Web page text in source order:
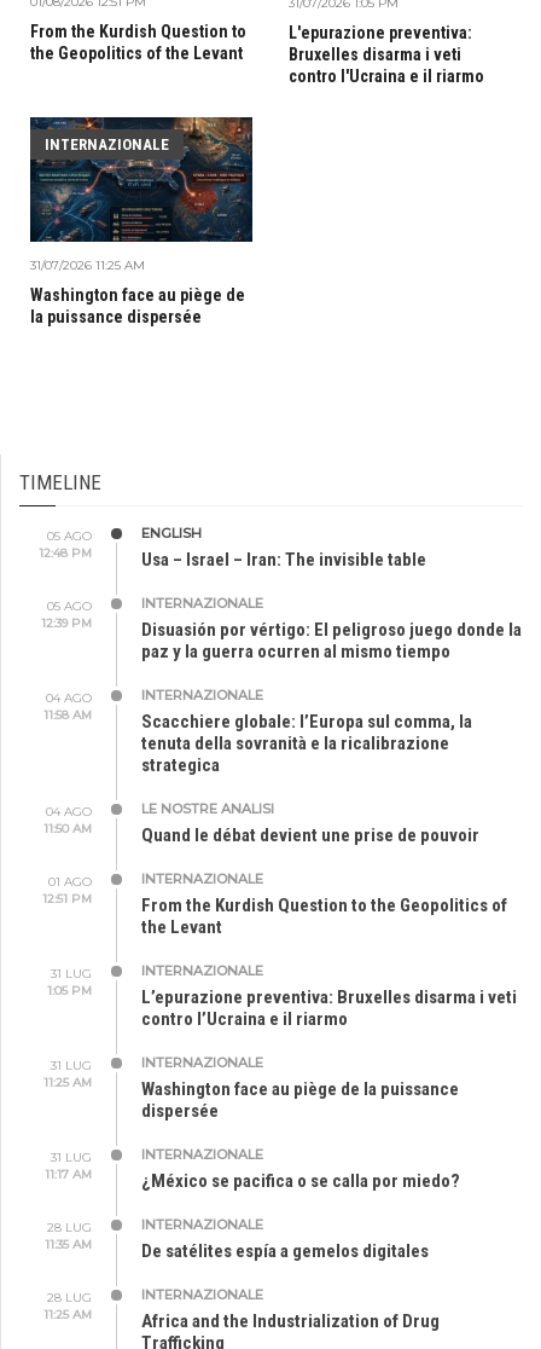
From the Kurdish Question to
the Geopolitics of the Levant
L'epurazione preventiva:
Bruxelles disarma i veti
contro l'Ucraina e il riarmo
INTERNAZIONALE
31/07/2026 11:25 AM
Washington face au piège de
la puissance dispersée
TIMELINE
05 AGO
12:48 PM
ENGLISH
Usa – Israel – Iran: The invisible table
05 AGO
12:39 PM
INTERNAZIONALE
Disuasión por vértigo: El peligroso juego donde la
paz y la guerra ocurren al mismo tiempo
04 AGO
11:58 AM
INTERNAZIONALE
Scacchiere globale: l’Europa sul comma, la
tenuta della sovranità e la ricalibrazione
strategica
04 AGO
11:50 AM
LE NOSTRE ANALISI
Quand le débat devient une prise de pouvoir
01 AGO
12:51 PM
INTERNAZIONALE
From the Kurdish Question to the Geopolitics of
the Levant
31 LUG
1:05 PM
INTERNAZIONALE
L’epurazione preventiva: Bruxelles disarma i veti
contro l’Ucraina e il riarmo
31 LUG
11:25 AM
INTERNAZIONALE
Washington face au piège de la puissance
dispersée
31 LUG
11:17 AM
INTERNAZIONALE
¿México se pacifica o se calla por miedo?
28 LUG
11:35 AM
INTERNAZIONALE
De satélites espía a gemelos digitales
28 LUG
11:25 AM
INTERNAZIONALE
Africa and the Industrialization of Drug
Trafficking